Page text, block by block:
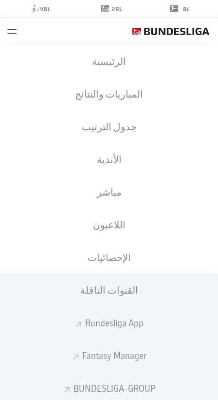
BL
2BL
VBL
الرئيسية
المباريات والنتائج
جدول الترتيب
الأندية
مباشر
اللاعبون
الإحصائيات
القنوات الناقلة
Bundesliga App
Fantasy Manager
BUNDESLIGA-GROUP
24.01.1995
إحصائيات موسم 2026/2027